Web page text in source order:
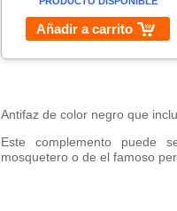
Añadir a carrito
Antifaz de color negro que
Este complemento puede
mosquetero o de el famoso